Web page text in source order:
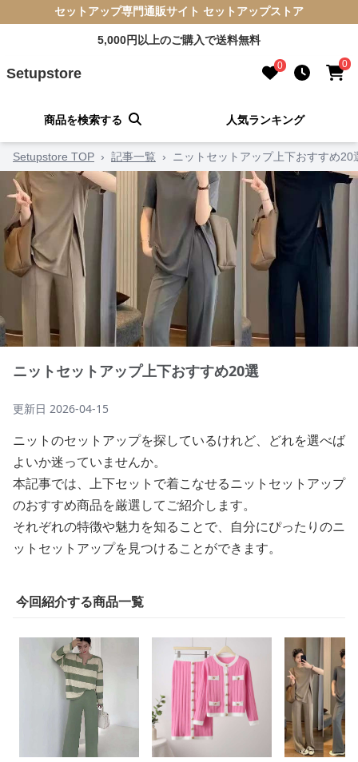
セットアップ専門通販サイト セットアップストア
5,000円以上のご購入で送料無料
Setupstore 0 0
商品を検索する 人気ランキング
Setupstore TOP › 記事一覧 › ニットセットアップ上下おすすめ20
ニットセットアップ上下おすすめ20選
更新日 2026-04-15
ニットのセットアップを探しているけれど、どれを選べば
よいか迷っていませんか。
本記事では、上下セットで着こなせるニットセットアップ
のおすすめ商品を厳選してご紹介します。
それぞれの特徴や魅力を知ることで、自分にぴったりのニ
ットセットアップを見つけることができます。
今回紹介する商品一覧